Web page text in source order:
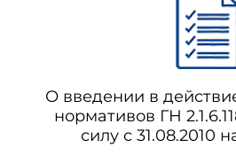
О введении в
нормативов ГН
силу с 31.08.2010